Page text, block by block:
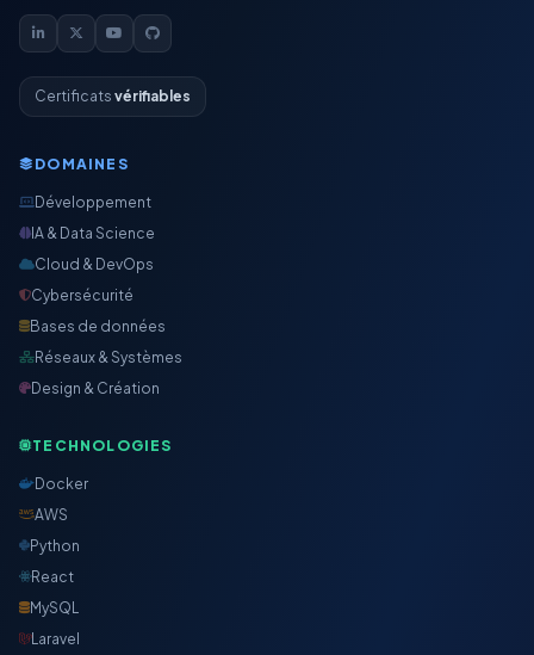
Certificats vérifiables
DOMAINES
Développement
IA & Data Science
Cloud & DevOps
Cybersécurité
Bases de données
Réseaux & Systèmes
Design & Création
TECHNOLOGIES
Docker
AWS
Python
React
MySQL
Laravel